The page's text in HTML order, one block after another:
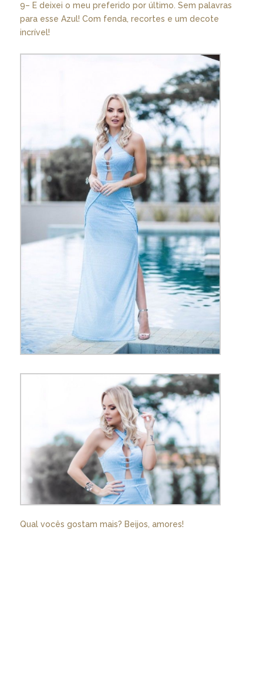
9– E deixei o meu preferido por último. Sem palavras
para esse Azul! Com fenda, recortes e um decote
incrível!
Qual vocês gostam mais? Beijos, amores!